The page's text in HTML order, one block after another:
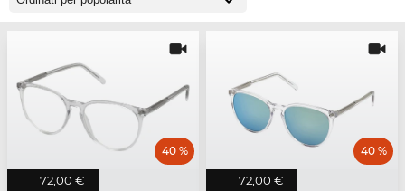
72,00 €
40 %
72,00 €
40 %